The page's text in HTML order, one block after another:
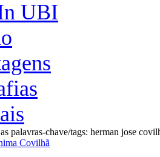
UBI
palavras-chave/tags: herman jose
Covilhã